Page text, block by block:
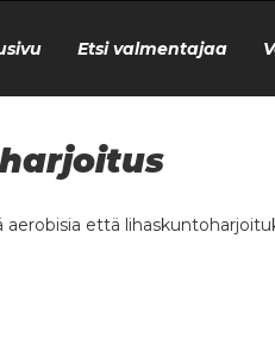
Etsi valmentajaa
että